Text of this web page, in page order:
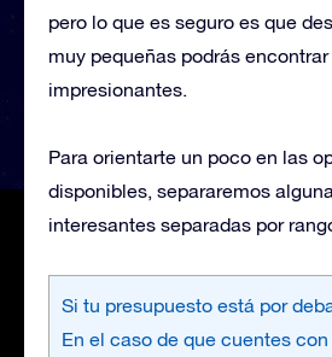
pero lo que es seguro es que
muy pequeñas podrás
impresionantes.
Para orientarte un poco en las
disponibles, separaremos
interesantes separadas por
Si tu presupuesto está por
En el caso de que cuentes